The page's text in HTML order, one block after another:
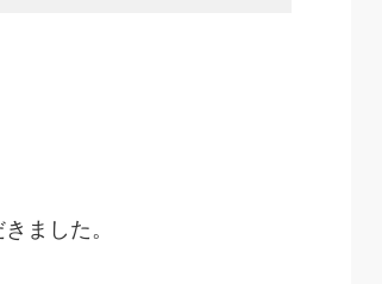
ました。